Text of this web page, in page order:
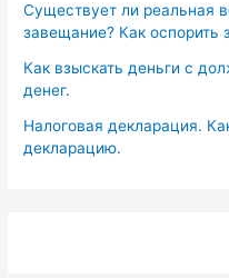
Существует ли реальная
завещание? Как оспорить
Как взыскать деньги с
денег.
Налоговая декларация.
декларацию.